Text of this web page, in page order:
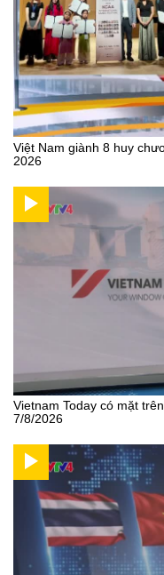
Việt Nam giành 8 huy
2026
Vietnam Today có mặt
7/8/2026